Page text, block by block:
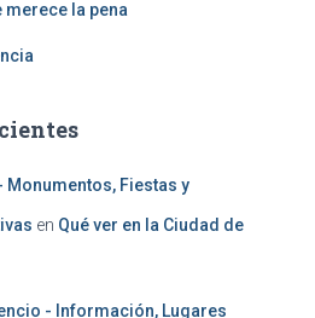
la pena
Monumentos, Fiestas y
en Qué ver en la Ciudad de
- Información, Lugares